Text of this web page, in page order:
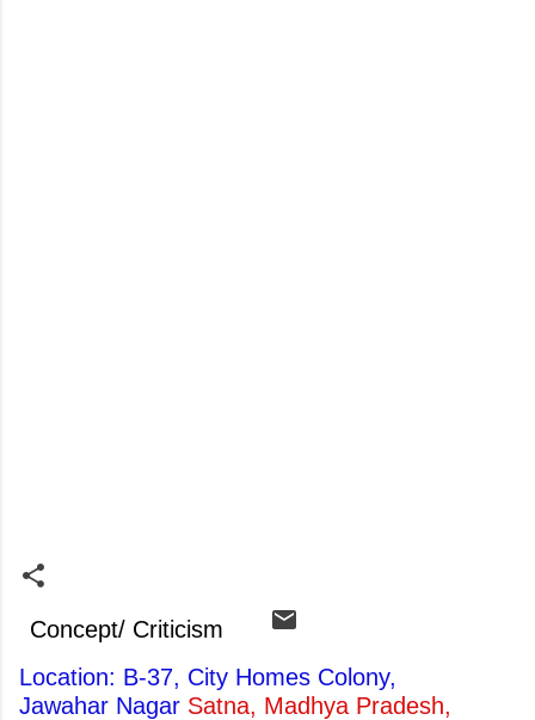
Concept/ Criticism
Location: B-37, City Homes Colony,
Jawahar Nagar Satna, Madhya Pradesh,